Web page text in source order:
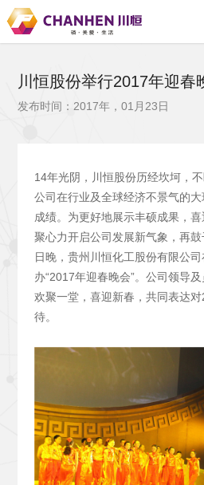
川恒股份举行2017年迎春
发布时间：2017年，01月23日
14年光阴，川恒股份历经坎坷，
公司在行业及全球经济不景气的
成绩。为更好地展示丰硕成果，
聚心力开启公司发展新气象，再
日晚，贵州川恒化工股份有限公
办“2017年迎春晚会”。公司领导
欢聚一堂，喜迎新春，共同表达
待。